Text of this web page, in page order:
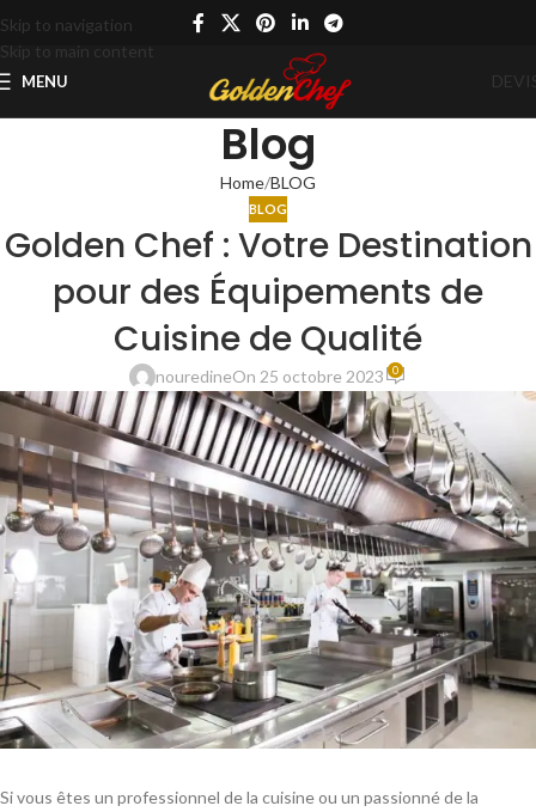
Skip to navigation
Skip to main content
MENU
Blog
Home BLOG
BLOG
Golden Chef : Votre Destination
pour des Équipements de
Cuisine de Qualité
nouredineOn 25 octobre 2023 0
Si vous êtes un professionnel de la cuisine ou un passionné de la